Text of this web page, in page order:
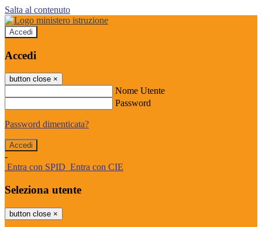
Salta al contenuto
Accedi
Accedi
button close ×
Nome Utente
Password
Password dimenticata?
-
Entra con SPID Entra con CIE
Seleziona utente
button close ×